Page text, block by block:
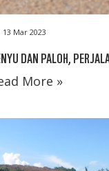
13 Mar 2023
DAN PALOH,
More »